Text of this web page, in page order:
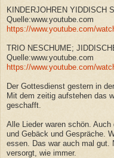
KINDERJOHREN YIDDISCH
Quelle:www.youtube.com
https://www.youtube.com/
TRIO NESCHUME;
Quelle:www.youtube.com
https://www.youtube.com/
Der Gottesdienst gestern in
Mit dem zeitig aufstehen das
geschafft.
Alle Lieder waren schön.
und Gebäck und Gespräche.
essen. Das war auch mal gut.
versorgt, wie immer.